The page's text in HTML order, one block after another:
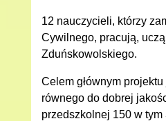
12 nauczycieli, którzy
Cywilnego, pracują,
Zduńskowolskiego.
Celem głównym
równego do dobrej
przedszkolnej 150 w tym